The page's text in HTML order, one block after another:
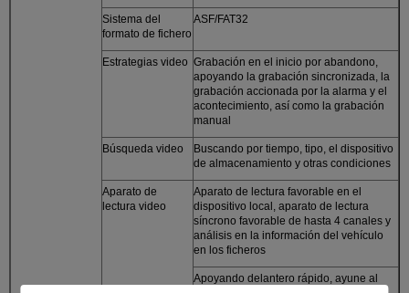
Sistema del
formato de fichero
ASF/FAT32
Estrategias video Grabación en el inicio por abandono,
apoyando la grabación sincronizada, la
grabación accionada por la alarma y el
acontecimiento, así como la grabación
manual
Búsqueda video
Buscando por tiempo, tipo, el dispositivo
de almacenamiento y otras condiciones
Aparato de
lectura video
Aparato de lectura favorable en el
dispositivo local, aparato de lectura
síncrono favorable de hasta 4 canales y
análisis en la información del vehículo
en los ficheros
Apoyando delantero rápido, ayune al